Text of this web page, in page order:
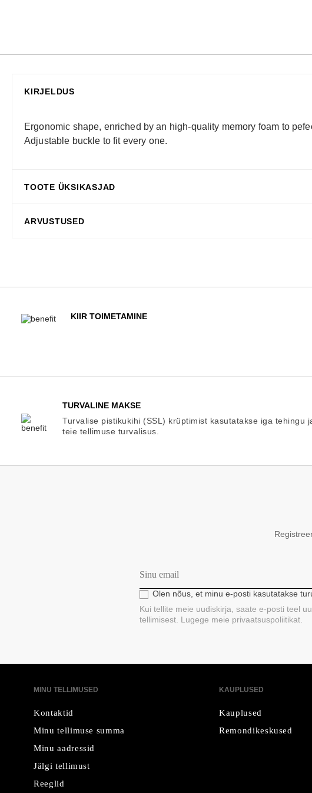
KIRJELDUS
Ergonomic shape, enriched by an high-quality memory foam to
Adjustable buckle to fit every one.
TOOTE ÜKSIKASJAD
ARVUSTUSED
KIIR TOIMETAMINE
TURVALINE MAKSE
Turvalise pistikukihi (SSL) krüptimist kasutatakse iga tehingu
teie tellimuse turvalisus.
Olen nõus, et minu e-posti kasutatakse
Kui tellite meie uudiskirja, saate e-posti teel
tellimisest. Lugege meie privaatsuspoliitikat.
MINU TELLIMUSED
Kontaktid
Minu tellimuse summa
Minu aadressid
Jälgi tellimust
Reeglid
KAUPLUSED
Kauplused
Remondikeskused